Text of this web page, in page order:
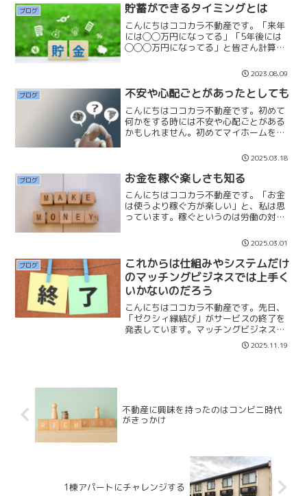
は困った存在と見なされる場合がありま
す。自己憐憫の傾向がある方...
ブログ 貯蓄ができるタイミングとは
こんにちはココカラ不動産です。「来年
には◯◯万円になってる」「5年後には
◯◯◯万円になってる」と皆さん計算さ
貯められそうで、中々貯められないもの
です。私は人生でお金を貯められるタイ
ミングは「3つの時期」し...
2023.08.09
ブログ 不安や心配ごとがあったとしても
こんにちはココカラ不動産です。初めて
何かをする時には不安や心配ごとがある
かもしれません。初めてマイホームを購
ます。先日ご案内したお客様で、とても
物件は気に入っていただいたのてすが、
月々の支払いが少しオーバ...
2025.03.18
ブログ お金を稼ぐ楽しさも知る
こんにちはココカラ不動産です。「お金
は使うより稼ぐ方が楽しい」と、私は思
っています。稼ぐというのは労働の対価
看板と責任」で稼ぐことです。それは副
業として、商売やサービスを始めたり、
収益不動産を購入して家賃...
2025.03.01
ブログ
これからは仕組みやシステムだけ
のマッチングビジネスでは上手く
いかないのだろう
こんにちはココカラ不動産です。先日、
「ゼクシィ縁結び」がサービスの終了を
発表しています。マッチングビジネスの
最大手のリクルートを持ってしても婚活
マッチングでは上手くいかないのだと驚
2025.11.19
不動産に興味を持ったのはコンビニ時代
がきっかけ
1棟アパートにチャレンジする